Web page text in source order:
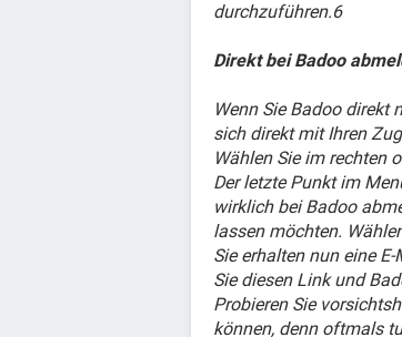
durchzuführen.6
Direkt bei Badoo
Wenn Sie Badoo direkt
sich direkt mit Ihren
Wählen Sie im rechten
Der letzte Punkt im
wirklich bei Badoo
lassen möchten.
Sie erhalten nun eine
Sie diesen Link und
Probieren Sie
können, denn oftmals